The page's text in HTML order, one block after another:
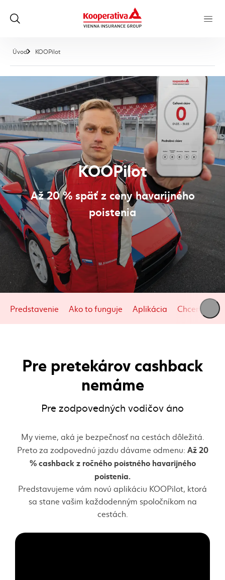
Úvod KOOPilot, aktuálna stránka
KOOPilot
Až 20 % späť z ceny havarijného
poistenia
Predstavenie Ako to funguje Aplikácia Chcem
Pre pretekárov cashback
nemáme
Pre zodpovedných vodičov áno
My vieme, aká je bezpečnosť na cestách dôležitá.
Preto za zodpovednú jazdu dávame odmenu: Až 20
% cashback z ročného poistného havarijného
poistenia.
Predstavujeme vám novú aplikáciu KOOPilot, ktorá
sa stane vašim každodenným spoločníkom na
cestách.